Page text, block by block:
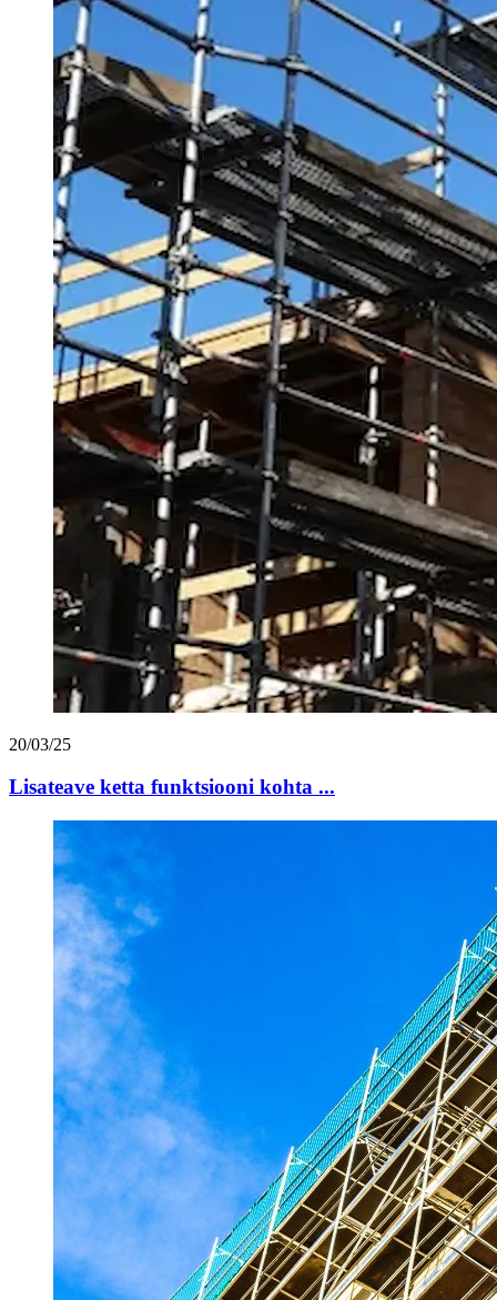
20/03/25
Lisateave ketta funktsiooni kohta ...